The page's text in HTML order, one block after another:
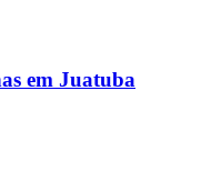
em Juatuba